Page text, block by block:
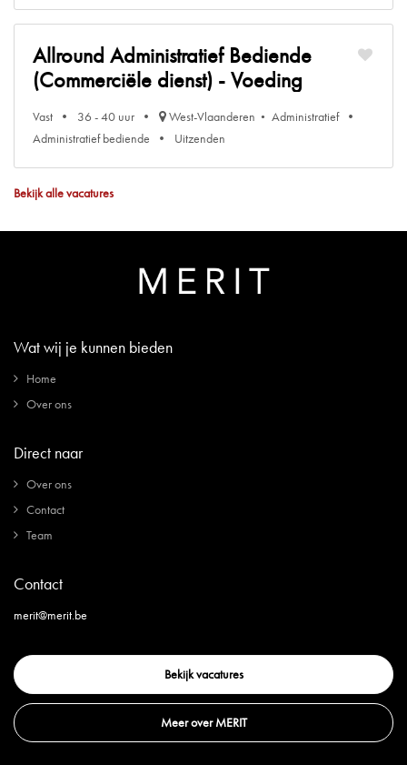
Allround Administratief Bediende
(Commerciële dienst) - Voeding
Vast 36 - 40 uur West-Vlaanderen
Administratief
Administratief bediende
Uitzenden
Bekijk alle vacatures
Wat wij je kunnen bieden
Home
Over ons
Direct naar
Over ons
Contact
Team
Contact
merit@merit.be
Bekijk vacatures
Meer over MERIT